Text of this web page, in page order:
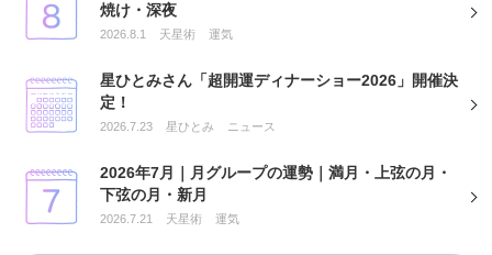
焼け・深夜
2026.8.1 天星術 運気
星ひとみさん「超開運ディナーショー2026」開催決
定！
2026.7.23 星ひとみ ニュース
2026年7月｜月グループの運勢｜満月・上弦の月・
下弦の月・新月
2026.7.21 天星術 運気